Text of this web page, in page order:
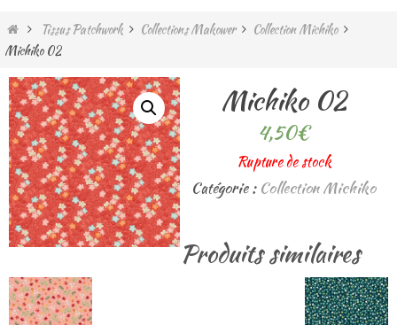
HomeTissus Patchwork Collections Makower
Collection Michiko
Michiko 02
Michiko 02
4,50€
Rupture de stock
Catégorie : Collection Michiko
Produits similaires